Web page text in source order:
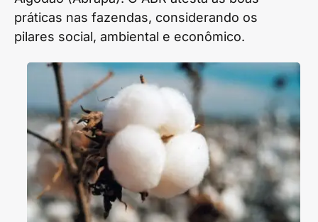
práticas nas fazendas, considerando os
pilares social, ambiental e econômico.